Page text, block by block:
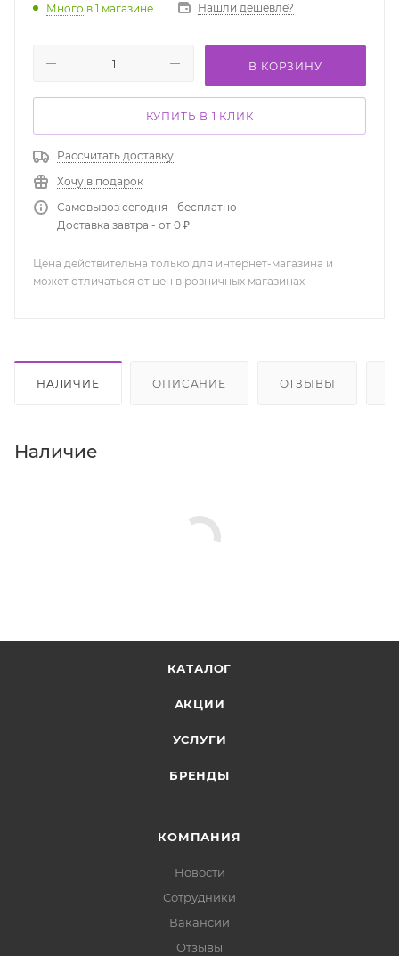
Много в 1 магазине Нашли дешевле?
В КОРЗИНУ
КУПИТЬ В 1 КЛИК
Рассчитать доставку
Хочу в подарок
Самовывоз сегодня - бесплатно
Доставка завтра - от 0 ₽
Цена действительна только для интернет-магазина и
может отличаться от цен в розничных магазинах
НАЛИЧИЕ ОПИСАНИЕ ОТЗЫВЫ
Наличие
КАТАЛОГ
АКЦИИ
УСЛУГИ
БРЕНДЫ
КОМПАНИЯ
Новости
Сотрудники
Вакансии
Отзывы